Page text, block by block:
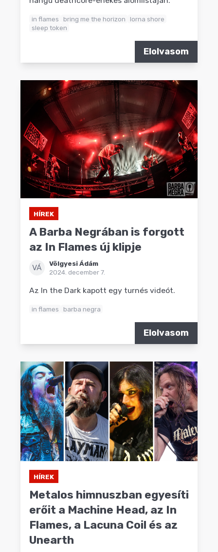
in flames bring me the horizon
lorna shore
sleep token
Elolvasom
HÍREK
A Barba Negrában is forgott
az In Flames új klipje
VÁ
Völgyesi Ádám
2024. december 7.
Az In the Dark kapott egy turnés videót.
in flames barba negra
Elolvasom
HÍREK
Metalos himnuszban egyesíti
erőit a Machine Head, az In
Flames, a Lacuna Coil és az
Unearth